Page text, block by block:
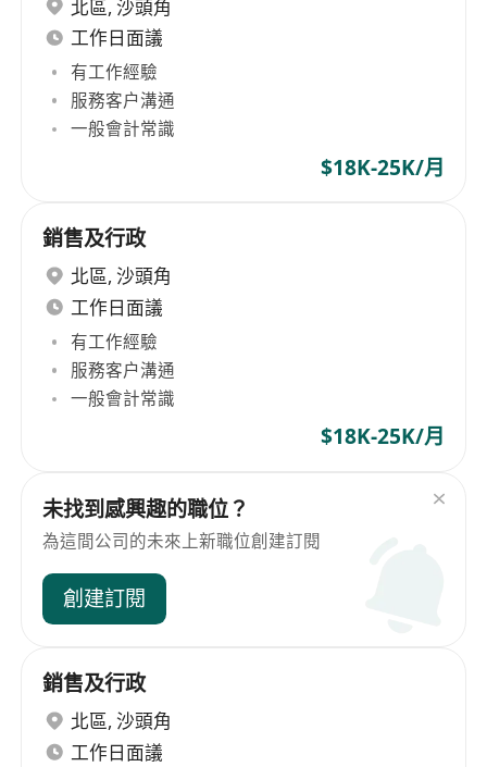
北區, 沙頭角
工作日面議
有工作經驗
服務客户溝通
一般會計常識
$18K-25K/月
銷售及行政
北區, 沙頭角
工作日面議
有工作經驗
服務客户溝通
一般會計常識
$18K-25K/月
未找到感興趣的職位？
為這間公司的未來上新職位創建訂閱
創建訂閱
銷售及行政
北區, 沙頭角
工作日面議